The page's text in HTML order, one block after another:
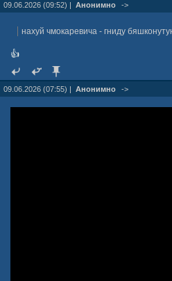
09.06.2026 (09:52) | Анонимно ->
нахуй чмокаревича - гниду
👍
09.06.2026 (07:55) | Анонимно ->